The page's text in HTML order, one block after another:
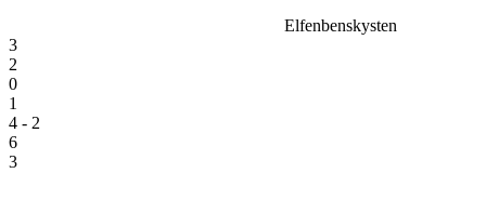
Elfenbenskysten
3
2
0
1
4 - 2
6
3